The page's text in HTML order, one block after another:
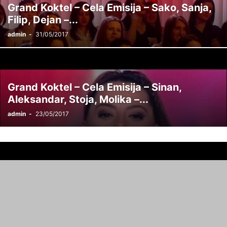
Grand Koktel – Cela Emisija – Sako, Sanja,
Filip, Dejan –...
admin - 31/05/2017
Grand Koktel – Cela Emisija – Sinan,
Aleksandar, Stoja, Molika –...
admin - 23/05/2017